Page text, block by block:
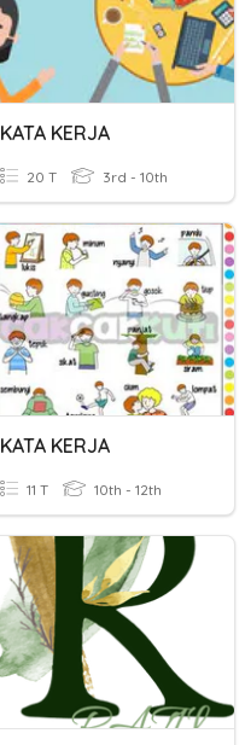
KATA KERJA
20 T 3rd - 10th
KATA KERJA
11 T 10th - 12th